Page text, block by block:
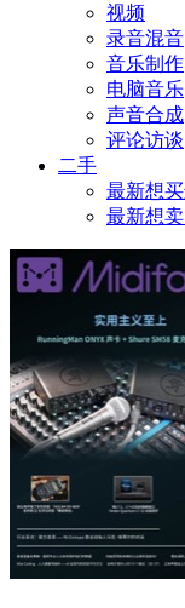
视频
录音混音
音乐制作
电脑音乐
声音合成
评论访谈
二手
最新想
最新想